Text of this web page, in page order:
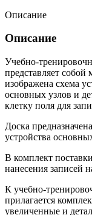
Описание
Описание
Учебно-
представляет
изображена схема
основных узлов и
клетку поля для
Доска
устройства
В комплект
нанесения записей
К учебно-
прилагается
увеличенные и